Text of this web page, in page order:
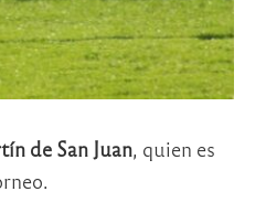
de San Juan, quien es